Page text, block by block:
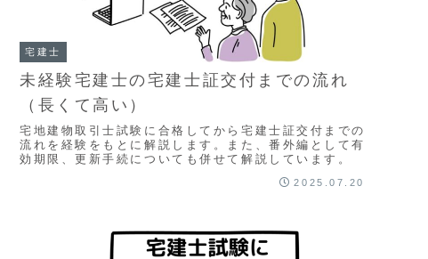
宅建士
未経験宅建士の宅建士証交付までの流れ
（長くて高い）
宅地建物取引士試験に合格してから宅建士証交付までの
流れを経験をもとに解説します。また、番外編として有
効期限、更新手続についても併せて解説しています。
2025.07.20